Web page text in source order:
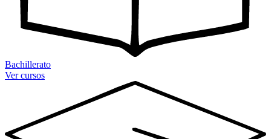
Bachillerato
Ver cursos